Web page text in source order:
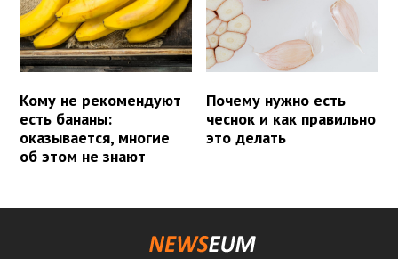
Кому не рекомендуют
есть бананы:
оказывается, многие
об этом не знают
Почему нужно есть
чеснок и как правильно
это делать